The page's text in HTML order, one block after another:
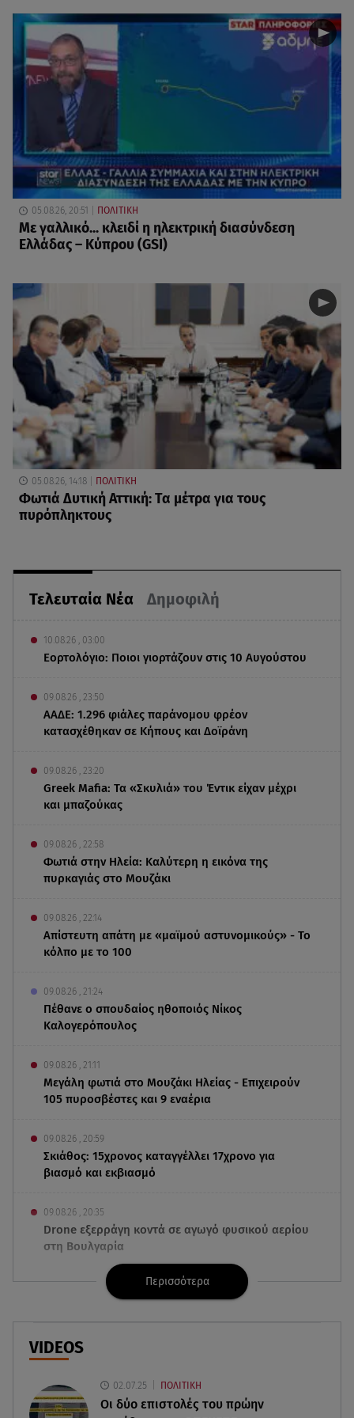
Τελευταία Νέα Δημοφιλή
10.08.26 , 03:00
Εορτολόγιο: Ποιοι γιορτάζουν στις 10 Αυγούστου
09.08.26 , 23:50
ΑΑΔΕ: 1.296 φιάλες παράνομου φρέον
κατασχέθηκαν σε Κήπους και Δοϊράνη
09.08.26 , 23:20
Greek Mafia: Τα «Σκυλιά» του Έντικ είχαν μέχρι
και μπαζούκας
09.08.26 , 22:58
Φωτιά στην Ηλεία: Καλύτερη η εικόνα της
πυρκαγιάς στο Μουζάκι
09.08.26 , 22:14
Απίστευτη απάτη με «μαϊμού αστυνομικούς» - Το
κόλπο με το 100
09.08.26 , 21:24
Πέθανε ο σπουδαίος ηθοποιός Νίκος
Καλογερόπουλος
09.08.26 , 21:11
Μεγάλη φωτιά στο Μουζάκι Ηλείας - Επιχειρούν
105 πυροσβέστες και 9 εναέρια
09.08.26 , 20:59
Σκιάθος: 15χρονος καταγγέλλει 17χρονο για
βιασμό και εκβιασμό
09.08.26 , 20:35
Drone εξερράγη κοντά σε αγωγό φυσικού αερίου
στη Βουλγαρία
09.08.26 , 20:29
«Ισλαμικό ΝΑΤΟ»: Τι σημαίνει η νέα συμμαχία για
την Ελλάδα
09.08.26 , 20:22
Χούθι: Η επίθεση με drone έθεσε σε συναγερμό
τη Σαουδική Αραβία
Περισσότερα
VIDEOS
02.07.25 ΠΟΛΙΤΙΚΗ
Οι δύο επιστολές του πρώην
05.08.26, 20:51 ΠΟΛΙΤΙΚΗ
Με γαλλικό... κλειδί η ηλεκτρική διασύνδεση
Ελλάδας – Κύπρου (GSI)
05.08.26, 14:18 ΠΟΛΙΤΙΚΗ
Φωτιά Δυτική Αττική: Τα μέτρα για τους
πυρόπληκτους